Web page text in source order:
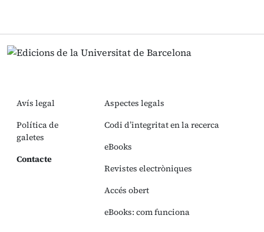
Avís legal
Política de
galetes
Contacte
Aspectes legals
Codi d’integritat en la recerca
eBooks
Revistes electròniques
Accés obert
eBooks: com funciona